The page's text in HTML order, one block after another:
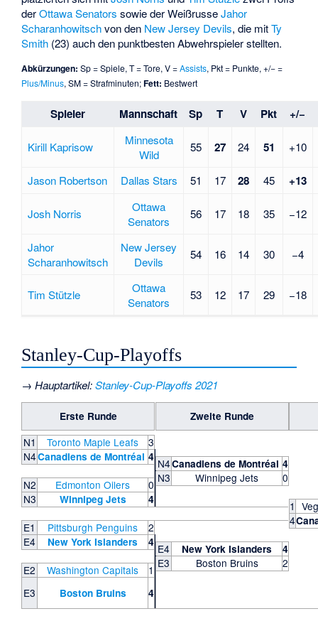
derOttawa Senators sowie der WeißrusseJahor
Scharanhowitschvon den New Jersey Devils, die mitTy
Smith (23) auch den punktbesten Abwehrspieler stellten.
Abkürzungen: Sp = Spiele, T = Tore, V =Assists, Pkt = Punkte, +/− =
Plus/Minus, SM = Strafminuten;Fett: Bestwert
Spieler Mannschaft Sp T V Pkt +/−
Kirill Kaprisow
Minnesota
Wild
55 27 24 51 +10
Jason Robertson Dallas Stars 51 17 28 45 +13
Josh Norris
Ottawa
Senators
56 17 18 35 −12
Jahor
Scharanhowitsch
New Jersey
Devils
54 16 14 30 −4
Tim Stützle
Ottawa
Senators
53 12 17 29 −18
Stanley-Cup-Playoffs
→Hauptartikel:Stanley-Cup-Playoffs 2021
Erste Runde Zweite Runde
N1 Toronto Maple Leafs
3
N4Canadiens de Montréal 4 N4Canadiens de Montréal 4
N3 Winnipeg Jets 0
N2 Edmonton Oilers
0
N3
Winnipeg Jets 4 1
4
E1 Pittsburgh Penguins
2
E4
New York Islanders 4 E4 New York Islanders 4
E3 Boston Bruins 2
E2 Washington Capitals
1
E3
Boston Bruins 4